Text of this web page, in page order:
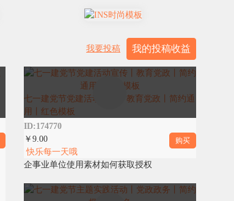
我要投稿 我的投稿收益
七一建党节党建活动宣传丨教育党政丨简约通
用丨红色模板
ID:174770
￥9.00
购买
快乐每一天哦
企事业单位使用素材如何获取授权